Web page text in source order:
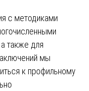
с методиками
также для
мы
к профильному